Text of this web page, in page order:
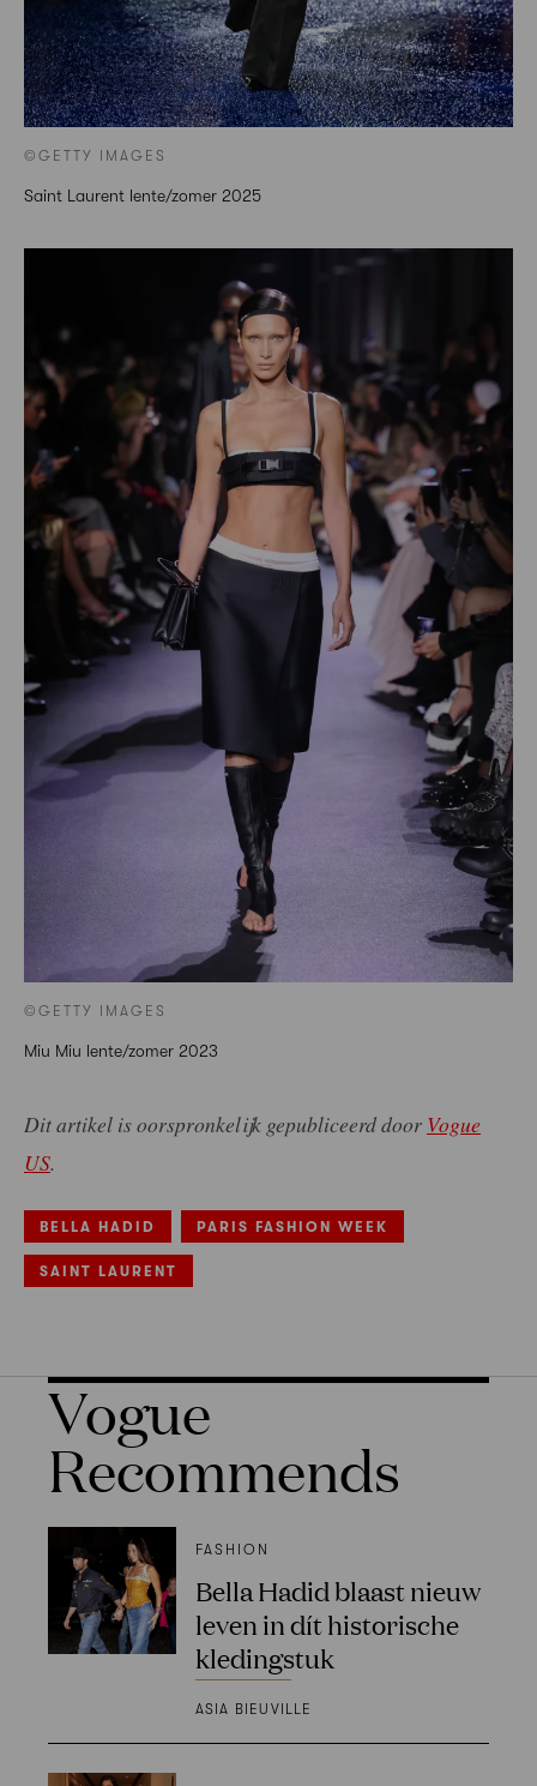
©GETTY IMAGES
Saint Laurent lente/zomer 2025
©GETTY IMAGES
Miu Miu lente/zomer 2023
Dit artikel is oorspronkelijk gepubliceerd door Vogue
US.
BELLA HADID PARIS FASHION WEEK
SAINT LAURENT
Vogue
Recommends
FASHION
Bella Hadid blaast nieuw
leven in dít historische
kledingstuk
ASIA BIEUVILLE